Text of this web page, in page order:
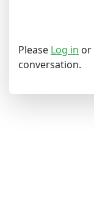
Please Log in or
conversation.